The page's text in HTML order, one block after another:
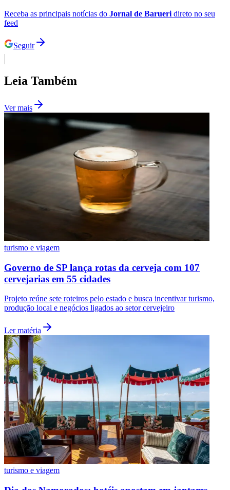
Flamengo
Receba as principais notícias do Jornal de Barueri direto no seu
feed
Seguir
Leia Também
Ver mais
turismo e viagem
Governo de SP lança rotas da cerveja com 107
cervejarias em 55 cidades
Projeto reúne sete roteiros pelo estado e busca incentivar turismo,
produção local e negócios ligados ao setor cervejeiro
Ler matéria
turismo e viagem